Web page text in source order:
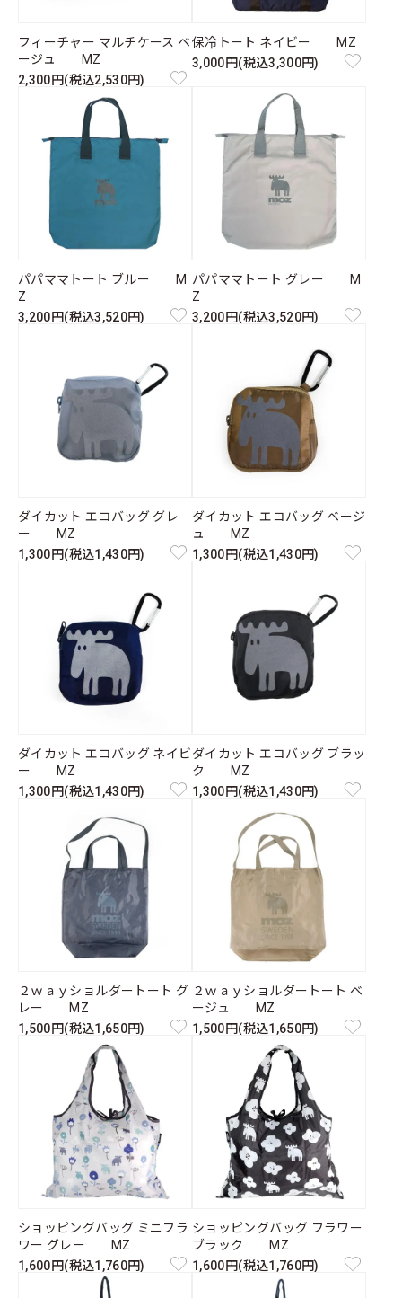
フィーチャー マルチケース ベ
ージュ MZ
2,300円(税込2,530円)
保冷トート ネイビー MZ
3,000円(税込3,300円)
パパママトート ブルー M
Z
3,200円(税込3,520円)
パパママトート グレー M
Z
3,200円(税込3,520円)
ダイカット エコバッグ グレ
ー MZ
1,300円(税込1,430円)
ダイカット エコバッグ ベージ
ュ MZ
1,300円(税込1,430円)
ダイカット エコバッグ ネイビ
ー MZ
1,300円(税込1,430円)
ダイカット エコバッグ ブラッ
ク MZ
1,300円(税込1,430円)
２ｗａｙショルダートート グ
レー MZ
1,500円(税込1,650円)
２ｗａｙショルダートート ベ
ージュ MZ
1,500円(税込1,650円)
ショッピングバッグ ミニフラ
ワー グレー MZ
1,600円(税込1,760円)
ショッピングバッグ フラワー
ブラック MZ
1,600円(税込1,760円)